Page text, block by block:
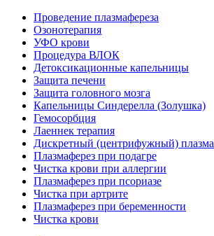
Проведение плазмафереза
Озонотерапия
УФО крови
Процедура ВЛОК
Детоксикационные капельницы
Защита печени
Защита головного мозга
Капельницы Синдерелла (Золушка)
Гемосорбция
Лаеннек терапия
Дискретный (центрифужный)
Плазмаферез при подагре
Чистка крови при аллергии
Плазмаферез при псориазе
Чистка при артрите
Плазмаферез при беременности
Чистка крови